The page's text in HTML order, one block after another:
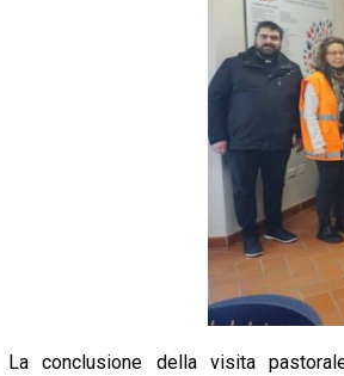
La conclusione della visita